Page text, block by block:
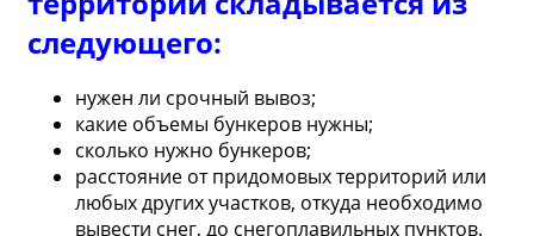
следующего:
нужен ли срочный вывоз;
какие объемы бункеров нужны;
сколько нужно бункеров;
расстояние от придомовых территорий или
любых других участков, откуда необходимо
вывести снег, до снегоплавильных пунктов.